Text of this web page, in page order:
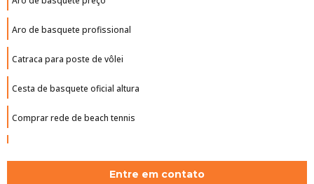
Aro de basquete profissional
Catraca para poste de vôlei
Cesta de basquete oficial altura
Comprar rede de beach tennis
Empresa de piso monolíticoEntre em contato